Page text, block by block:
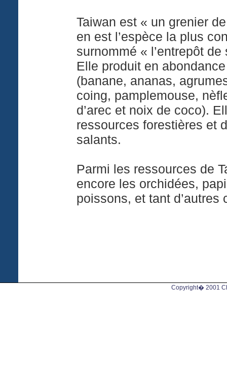
Taiwan est « un grenier
en est l’espèce la plus
surnommé « l’entrepôt
Elle produit en
(banane, ananas,
coing, pamplemouse,
d’arec et noix de coco).
ressources forestières et
salants.
Parmi les ressources de
encore les orchidées,
poissons, et tant d’autres
Copyright� 2001